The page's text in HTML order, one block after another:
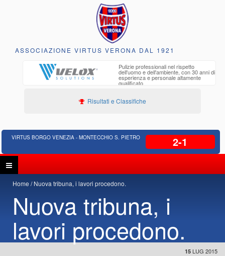
ASSOCIAZIONE VIRTUS VERONA DAL 1921
Pulizie professionali nel rispetto
dell'uomo e dell'ambiente, con 30 anni di
esperienza e personale altamente
qualificato
Risultati e Classifiche
VIRTUS BORGO VENEZIA - MONTECCHIO S. PIETRO 2-1
Home Nuova tribuna, i lavori procedono.
Nuova tribuna, i
lavori procedono.
15 LUG 2015